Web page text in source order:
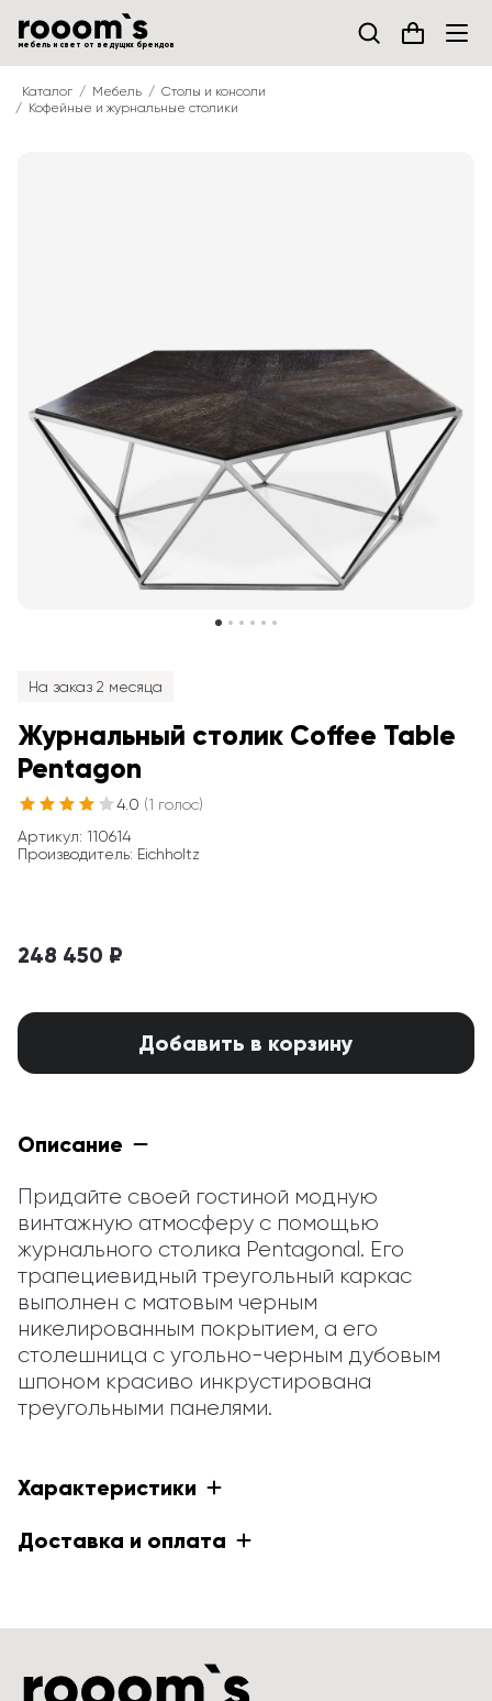
мебель и свет от ведущих брендов
Каталог Мебель
Столы и консоли
Кофейные и журнальные столики
На заказ 2 месяца
Журнальный столик Coffee Table
Pentagon
4.0 (1 голос)
Артикул: 110614
Производитель: Eichholtz
248 450 ₽
Добавить в корзину
Описание
Придайте своей гостиной модную
винтажную атмосферу с помощью
журнального столика Pentagonal. Его
трапециевидный треугольный каркас
выполнен с матовым черным
никелированным покрытием, а его
столешница с угольно-черным дубовым
шпоном красиво инкрустирована
треугольными панелями.
Характеристики
Доставка и оплата